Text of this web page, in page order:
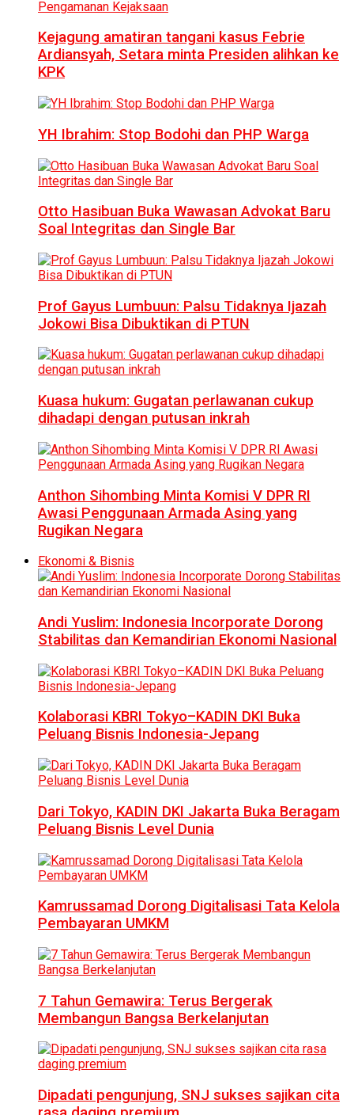
Kejagung amatiran tangani kasus Febrie
Ardiansyah, Setara minta Presiden alihkan ke
KPK
YH Ibrahim: Stop Bodohi dan PHP Warga
Otto Hasibuan Buka Wawasan Advokat Baru
Soal Integritas dan Single Bar
Prof Gayus Lumbuun: Palsu Tidaknya Ijazah
Jokowi Bisa Dibuktikan di PTUN
Kuasa hukum: Gugatan perlawanan cukup
dihadapi dengan putusan inkrah
Anthon Sihombing Minta Komisi V DPR RI
Awasi Penggunaan Armada Asing yang
Rugikan Negara
Ekonomi & Bisnis
Andi Yuslim: Indonesia Incorporate Dorong
Stabilitas dan Kemandirian Ekonomi Nasional
Kolaborasi KBRI Tokyo–KADIN DKI Buka
Peluang Bisnis Indonesia-Jepang
Dari Tokyo, KADIN DKI Jakarta Buka Beragam
Peluang Bisnis Level Dunia
Kamrussamad Dorong Digitalisasi Tata Kelola
Pembayaran UMKM
7 Tahun Gemawira: Terus Bergerak
Membangun Bangsa Berkelanjutan
Dipadati pengunjung, SNJ sukses sajikan cita